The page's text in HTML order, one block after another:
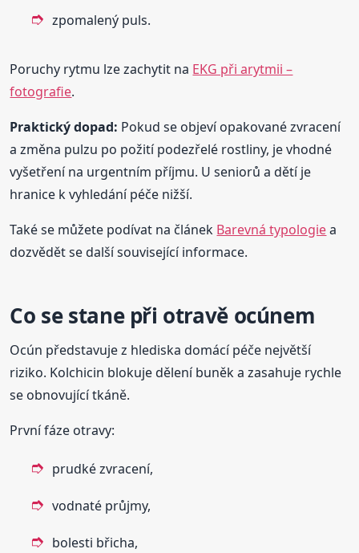
zpomalený puls.
Poruchy rytmu lze zachytit na EKG při arytmii –
fotografie.
Praktický dopad: Pokud se objeví opakované zvracení
a změna pulzu po požití podezřelé rostliny, je vhodné
vyšetření na urgentním příjmu. U seniorů a dětí je
hranice k vyhledání péče nižší.
Také se můžete podívat na článek Barevná typologiea
dozvědět se další související informace.
Co se stane při otravě ocúnem
Ocún představuje z hlediska domácí péče největší
riziko. Kolchicin blokuje dělení buněk a zasahuje rychle
se obnovující tkáně.
První fáze otravy:
prudké zvracení,
vodnaté průjmy,
bolesti břicha,